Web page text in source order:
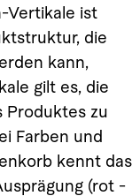
Vertikale ist
die
kann,
gilt es, die
Produktes zu
Farben und
kennt das
(rot -